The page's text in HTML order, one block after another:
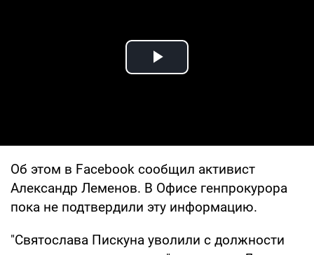
Play Video
Об этом в Facebook сообщил активист
Александр Леменов. В Офисе генпрокурора
пока не подтвердили эту информацию.
"Святослава Пискуна уволили с должности